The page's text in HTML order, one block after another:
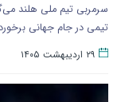
سرمربی تیم ملی هلند
تیمی در جام جهانی
۲۹ اردیبهشت ۱۴۰۵